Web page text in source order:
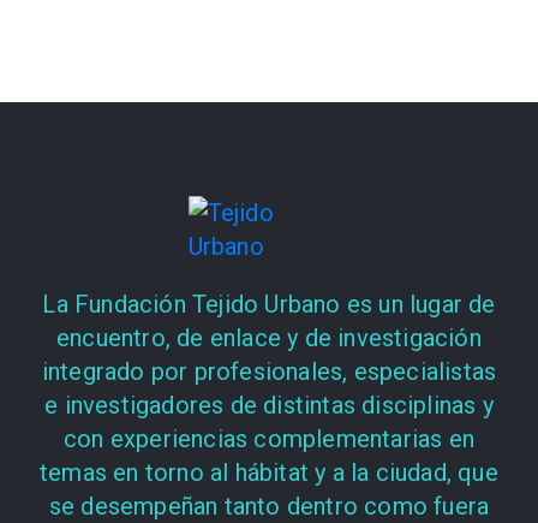
La Fundación Tejido Urbano es un lugar de
encuentro, de enlace y de investigación
integrado por profesionales, especialistas
e investigadores de distintas disciplinas y
con experiencias complementarias en
temas en torno al hábitat y a la ciudad, que
se desempeñan tanto dentro como fuera